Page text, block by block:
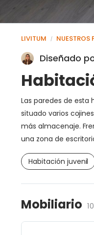
LIVITUM / NUESTROS
Diseñado
Las paredes de
situado varios
más almacenaje.
una zona de
Habitación juvenil
Mobiliario